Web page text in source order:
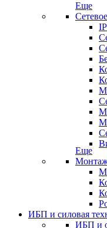
Еще
Еще
ИБП и силовая
ИБП и